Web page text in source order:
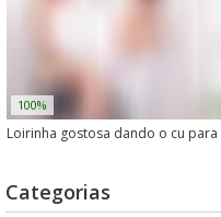
100%
Categorias